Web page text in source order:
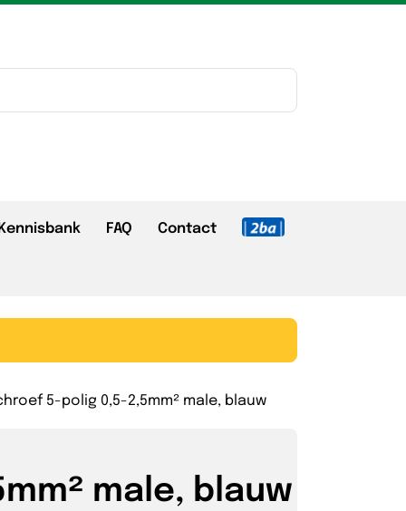
FAQ Contact
5-polig 0,5-2,5mm² male, blauw
male, blauw